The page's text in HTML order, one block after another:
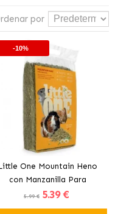
por
-10%
One Mountain Heno
con Manzanilla Para
Pequeños Mamíferos
5.99 € 5.39 €